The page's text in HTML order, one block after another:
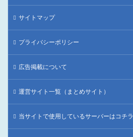
サイトマップ
プライバシーポリシー
広告掲載について
運営サイト一覧（まとめサイト）
当サイトで使用しているサーバーはコチラ